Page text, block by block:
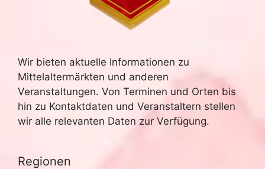
Wir bieten aktuelle Informationen zu
Mittelaltermärkten und anderen
Veranstaltungen. Von Terminen und Orten bis
hin zu Kontaktdaten und Veranstaltern stellen
wir alle relevanten Daten zur Verfügung.
Regionen